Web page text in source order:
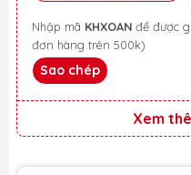
Nhập mã KHXOAN
đơn hàng trên 500k)
Sao chép
Xem